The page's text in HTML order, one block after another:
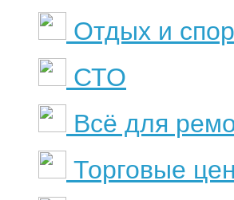
Отдых и
СТО
Всё для
Торговые